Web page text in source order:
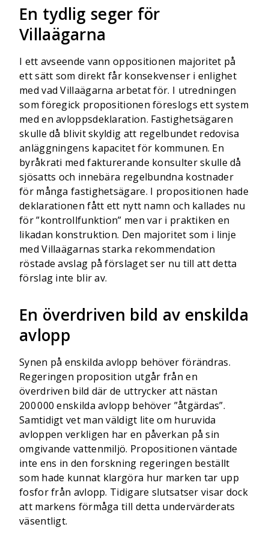
En tydlig seger för
Villaägarna
I ett avseende vann oppositionen majoritet på
ett sätt som direkt får konsekvenser i enlighet
med vad Villaägarna arbetat för. I utredningen
som föregick propositionen föreslogs ett system
med en avloppsdeklaration. Fastighetsägaren
skulle då blivit skyldig att regelbundet redovisa
anläggningens kapacitet för kommunen. En
byråkrati med fakturerande konsulter skulle då
sjösatts och innebära regelbundna kostnader
för många fastighetsägare. I propositionen hade
deklarationen fått ett nytt namn och kallades nu
för ”kontrollfunktion” men var i praktiken en
likadan konstruktion. Den majoritet som i linje
med Villaägarnas starka rekommendation
röstade avslag på förslaget ser nu till att detta
förslag inte blir av.
En överdriven bild av enskilda
avlopp
Synen på enskilda avlopp behöver förändras.
Regeringen proposition utgår från en
överdriven bild där de uttrycker att nästan
200 000 enskilda avlopp behöver ”åtgärdas”.
Samtidigt vet man väldigt lite om huruvida
avloppen verkligen har en påverkan på sin
omgivande vattenmiljö. Propositionen väntade
inte ens in den forskning regeringen beställt
som hade kunnat klargöra hur marken tar upp
fosfor från avlopp. Tidigare slutsatser visar dock
att markens förmåga till detta undervärderats
väsentligt.